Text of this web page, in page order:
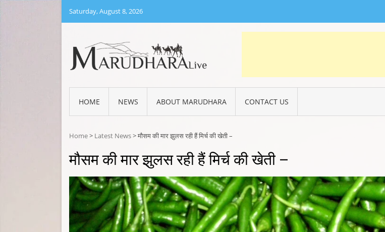
content
Saturday, August 8, 2026
HOME NEWS ABOUT MARUDHARA CONTACT US
Home> Latest News>मौसम की मार झुलस रही हैं मिर्च की खेती –
मौसम की मार झुलस रही हैं मिर्च की खेती –